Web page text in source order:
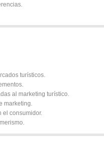
turísticos.
al marketing turístico.
marketing.
el consumidor.